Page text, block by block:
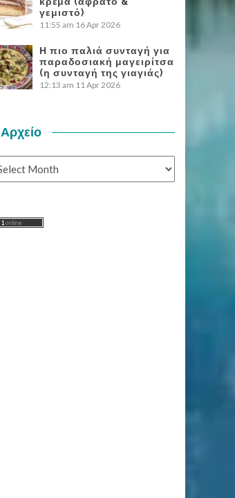
γεμιστό)
11:55 am 16 Apr 2026
Η πιο παλιά συνταγή για
παραδοσιακή μαγειρίτσα
(η συνταγή της γιαγιάς)
12:13 am 11 Apr 2026
Αρχείο